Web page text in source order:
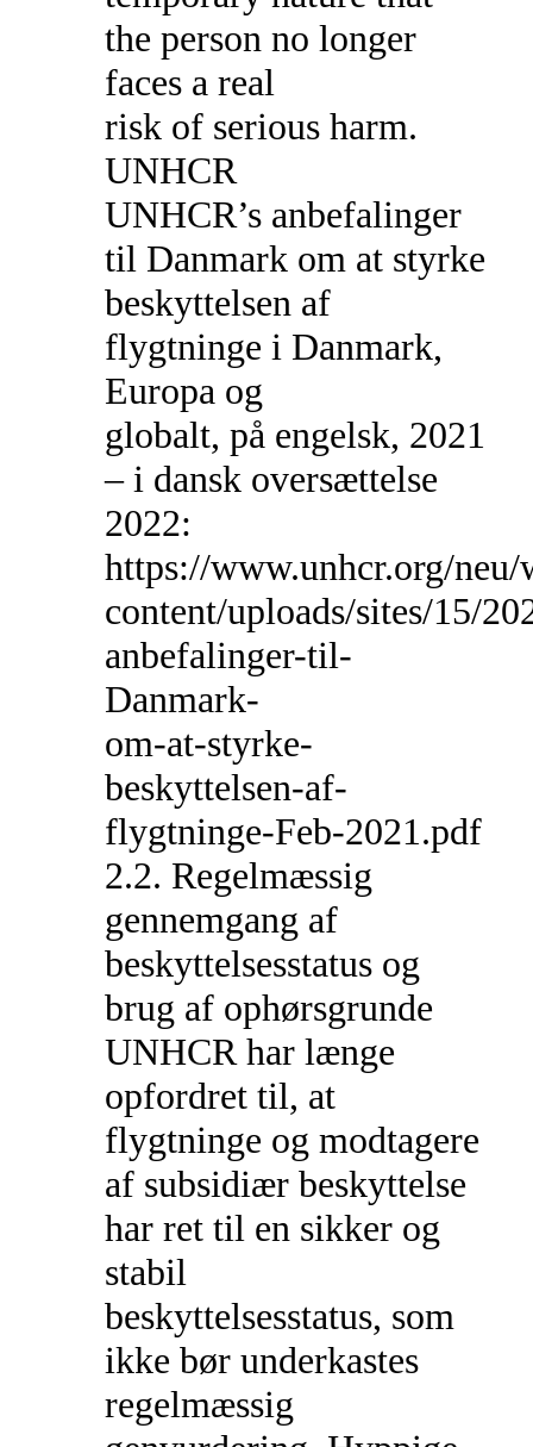
the person no longer
faces a real
risk of serious harm.
UNHCR
UNHCR’s anbefalinger
til Danmark om at styrke
beskyttelsen af
flygtninge i Danmark,
Europa og
globalt, på engelsk, 2021
– i dansk oversættelse
2022:
https://www.unhcr.org/neu/
content/uploads/sites/15/
anbefalinger-til-
Danmark-
om-at-styrke-
beskyttelsen-af-
flygtninge-Feb-2021.pdf
2.2. Regelmæssig
gennemgang af
beskyttelsesstatus og
brug af ophørsgrunde
UNHCR har længe
opfordret til, at
flygtninge og modtagere
af subsidiær beskyttelse
har ret til en sikker og
stabil
beskyttelsesstatus, som
ikke bør underkastes
regelmæssig